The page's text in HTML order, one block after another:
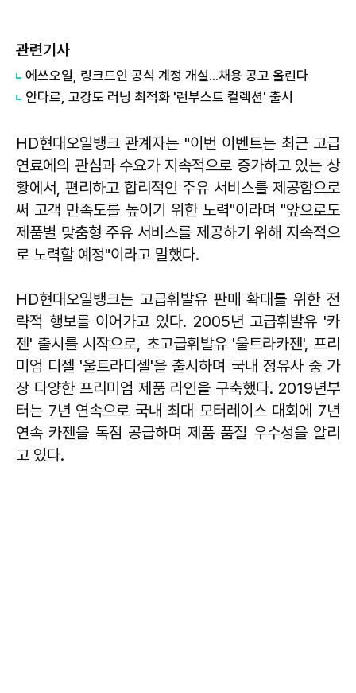
관련기사
에쓰오일, 링크드인 공식 계정 개설...채용 공고 올린다
안다르, 고강도 러닝 최적화 '런부스트 컬렉션' 출시
HD현대오일뱅크 관계자는 "이번 이벤트는 최근 고급
연료에의 관심과 수요가 지속적으로 증가하고 있는 상
황에서, 편리하고 합리적인 주유 서비스를 제공함으로
써 고객 만족도를 높이기 위한 노력"이라며 "앞으로도
제품별 맞춤형 주유 서비스를 제공하기 위해 지속적으
로 노력할 예정"이라고 말했다.
HD현대오일뱅크는 고급휘발유 판매 확대를 위한 전
략적 행보를 이어가고 있다. 2005년 고급휘발유 '카
젠' 출시를 시작으로, 초고급휘발유 '울트라카젠', 프리
미엄 디젤 '울트라디젤'을 출시하며 국내 정유사 중 가
장 다양한 프리미엄 제품 라인을 구축했다. 2019년부
터는 7년 연속으로 국내 최대 모터레이스 대회에 7년
연속 카젠을 독점 공급하며 제품 품질 우수성을 알리
고 있다.